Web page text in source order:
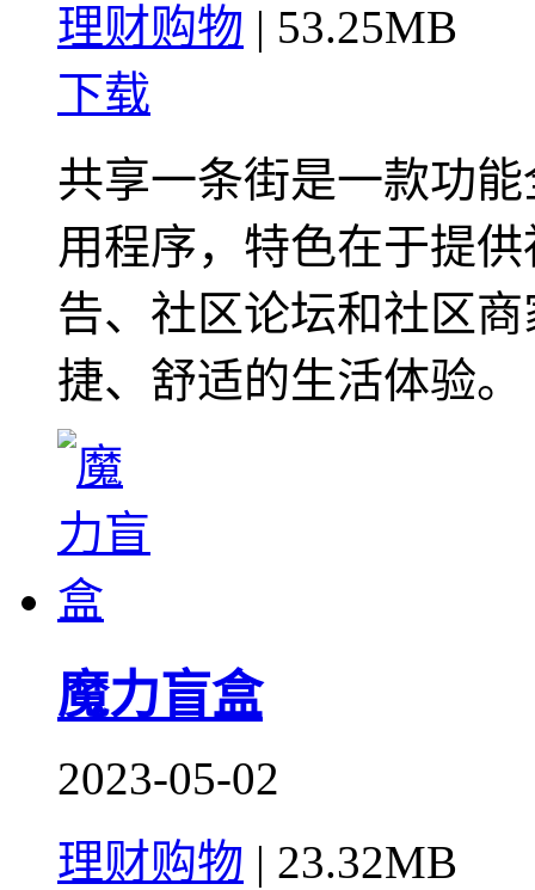
理财购物 | 53.25MB
下载
共享一条街是一款功
用程序，特色在于提
告、社区论坛和社区
捷、舒适的生活体验。
魔力盲盒
2023-05-02
理财购物 | 23.32MB